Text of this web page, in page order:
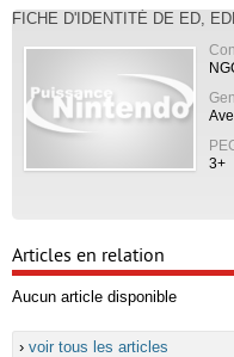
FICHE D'IDENTITÉ DE ED,
3+
Articles en relation
Aucun article disponible
› voir tous les articles